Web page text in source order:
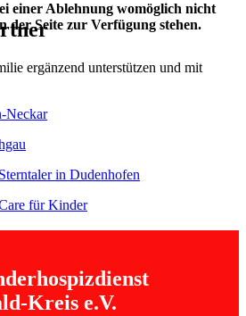
ergänzend unterstützen und mit
Neckar
in Dudenhofen
für Kinder
Kreis e.V.
einer Ablehnung womöglich nicht
der Seite zur Verfügung stehen.